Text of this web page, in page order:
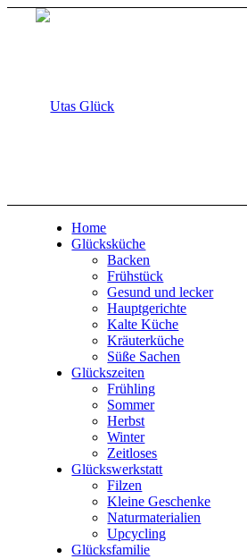
Home
Glücksküche
Backen
Frühstück
Gesund und lecker
Hauptgerichte
Kalte Küche
Kräuterküche
Süße Sachen
Glückszeiten
Frühling
Sommer
Herbst
Winter
Zeitloses
Glückswerkstatt
Filzen
Kleine Geschenke
Naturmaterialien
Upcycling
Glücksfamilie